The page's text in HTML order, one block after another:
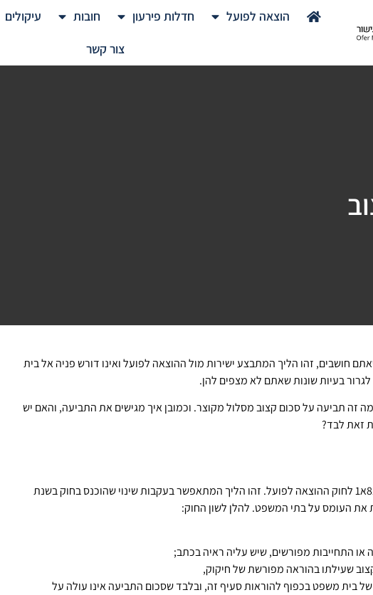
הוצאה לפועל חדלות פירעון חובות עיקולים
צור קשר
חושבים, זהו הליך המתבצע ישירות מול ההוצאה לפועל ואינו דורש פניה אל בית
בעיות שונות שאתם לא מצפים להן.
זה תביעה על סכום קצוב מסלול מקוצר. וכמובן איך מגישים את התביעה, והאם יש
זאת לבד?
המושג תביעה על סכום קצוב נובע מתוך סעיף 81א1 לחוק ההוצאה לפועל. זהו הליך המתאפשר בעקבות שינוי שהוכנס בחוק בשנת
בית משפט בכפוף להוראות סעיף זה, ובלבד שסכום התביעה אינו עולה על